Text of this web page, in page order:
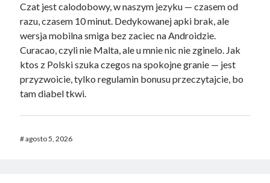
Czat jest calodobowy, w naszym jezyku — czasem od
razu, czasem 10 minut. Dedykowanej apki brak, ale
wersja mobilna smiga bez zaciec na Androidzie.
Curacao, czyli nie Malta, ale u mnie nic nie zginelo. Jak
ktos z Polski szuka czegos na spokojne granie — jest
przyzwoicie, tylko regulamin bonusu przeczytajcie, bo
tam diabel tkwi.
#agosto 5, 2026